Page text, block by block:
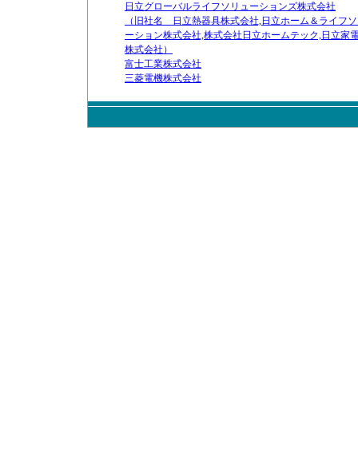
日立グローバルライフソリューションズ株式会社
（旧社名 日立熱器具株式会社,日立ホーム＆ライフ
ーション株式会社,株式会社日立ホームテック,日立家
株式会社）
富士工業株式会社
三菱電機株式会社